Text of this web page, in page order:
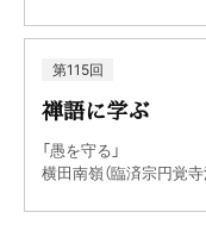
第115回
禅語に学ぶ
「愚を守る」
横田南嶺（臨済宗円覚寺